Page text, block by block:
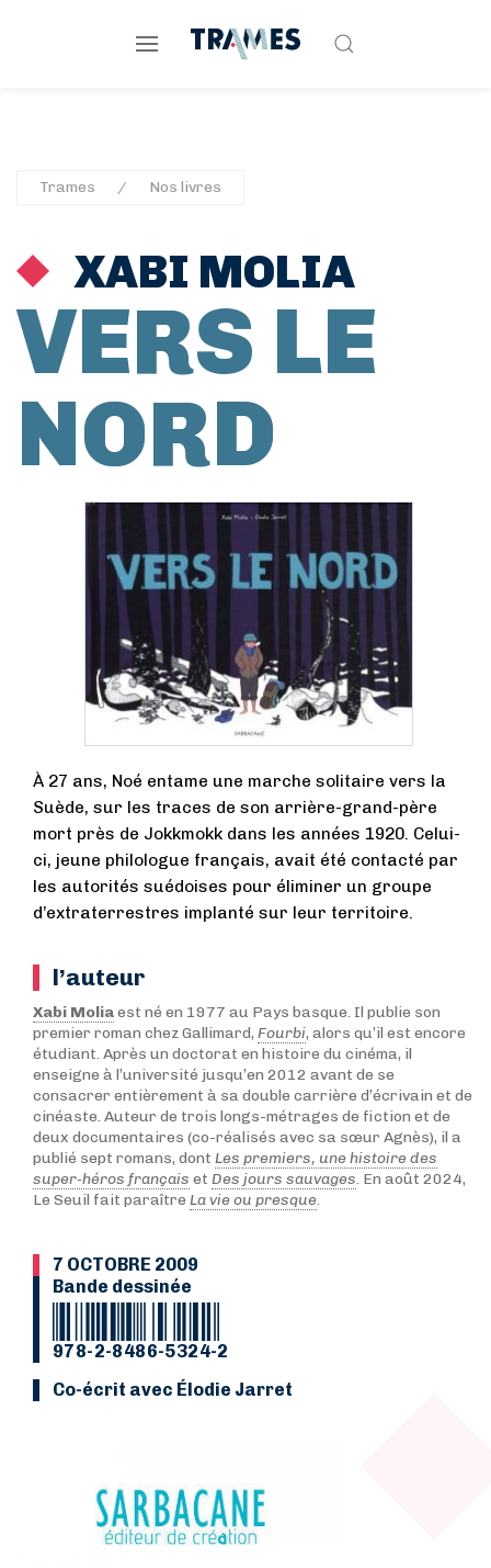
Trames Nos livres
XABI MOLIA
VERS LE
NORD
À 27 ans, Noé entame une marche solitaire vers la
Suède, sur les traces de son arrière-grand-père
mort près de Jokkmokk dans les années 1920. Celui-
ci, jeune philologue français, avait été contacté par
les autorités suédoises pour éliminer un groupe
d’extraterrestres implanté sur leur territoire.
l’auteur
Xabi Moliaest né en 1977 au Pays basque. Il publie son
premier roman chez Gallimard, Fourbi, alors qu’il est encore
étudiant. Après un doctorat en histoire du cinéma, il
enseigne à l’université jusqu’en 2012 avant de se
consacrer entièrement à sa double carrière d’écrivain et de
cinéaste. Auteur de trois longs-métrages de fiction et de
deux documentaires (co-réalisés avec sa sœur Agnès), il a
publié sept romans, dont Les premiers, une histoire des
super-héros français et Des jours sauvages. En août 2024,
Le Seuil fait paraître La vie ou presque.
7 OCTOBRE 2009
Bande dessinée
978-2-8486-5324-2
Co-écrit avec Élodie Jarret